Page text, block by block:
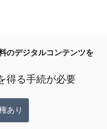
のデジタルコンテンツを
得る手続が必要
あり